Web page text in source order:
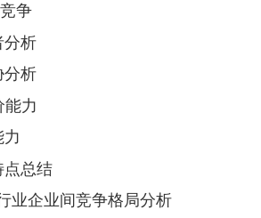
争
分析
分析
能力
力
点总结
业企业间竞争格局分析